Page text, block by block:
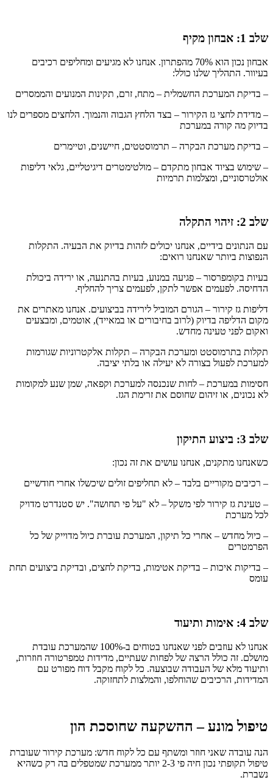
שלב 1: אבחון מקיף
אבחון נכון הוא 70% מהפתרון. אנחנו לא מגיעים ומחליפים רכיבים
בעיוור. התהליך שלנו כולל:
– בדיקת המערכת החשמלית – מתח, זרם, תקינות המנועים והממסרים
– מדידת לחצי גז הקירור – בצד הלחץ הגבוה והנמוך. הלחצים מספרים לנו
בדיוק מה קורה במערכת
– בדיקת מערכת הבקרה – תרמוסטטים, חיישנים, וטיימרים
– שימוש בציוד אבחון מתקדם – מולטימטרים דיגיטליים, גלאי דליפות
אולטרסוניים, ומצלמות תרמיות
שלב 2: זיהוי התקלה
עם הנתונים בידיים, אנחנו יכולים לזהות בדיוק את הבעיה. התקלות
הנפוצות ביותר שאנחנו רואים:
בעיות בקומפרסור – פגיעה במנוע, בעיות בהתנעה, או ירידה ביכולת
הדחיסה. לפעמים אפשר לתקן, לפעמים צריך להחליף.
דליפות גז קירור – הגורם המוביל לירידה בביצועים. אנחנו מאתרים את
מקום הדליפה בדיוק (לרוב בחיבורים או במאייד), אוטמים, ומבצעים
ואקום לפני טעינה מחדש.
תקלות בתרמוסטט ומערכת הבקרה – תקלות אלקטרוניות שגורמות
למערכת לפעול בצורה לא יעילה או בלתי יציבה.
חסימות במערכת – לחות שנכנסה למערכת וקפאה, שמן שנע למקומות
לא נכונים, או זיהום שחוסם את זרימת הגז.
שלב 3: ביצוע התיקון
כשאנחנו מתקנים, אנחנו עושים את זה נכון:
– רכיבים מקוריים בלבד – לא תחליפים זולים שיכשלו אחרי חודשיים
– טעינת גז קירור לפי משקל – לא "על פי תחושה". יש סטנדרט מדויק
לכל מערכת
– כיול מחדש – אחרי כל תיקון, המערכת עוברת כיול מדוייק של כל
הפרמטרים
– בדיקות איכות – בדיקת אטימות, בדיקת לחצים, ובדיקת ביצועים תחת
עומס
שלב 4: אימות ותיעוד
אנחנו לא עוזבים לפני שאנחנו בטוחים ב-100% שהמערכת עובדת
מושלם. זה כולל הרצה של לפחות שעתיים, מדידות טמפרטורה חוזרות,
ותיעוד מלא של העבודה שבוצעה. כל לקוח מקבל דוח מפורט עם
המדידות, הרכיבים שהוחלפו, והמלצות לתחזוקה.
טיפול מונע – ההשקעה שחוסכת הון
הנה עובדה שאני חוזר ומשתף עם כל לקוח חדש: מערכת קירור שעוברת
טיפול תקופתי נכון חיה פי 2-3 יותר ממערכת שמטפלים בה רק כשהיא
נשברת.